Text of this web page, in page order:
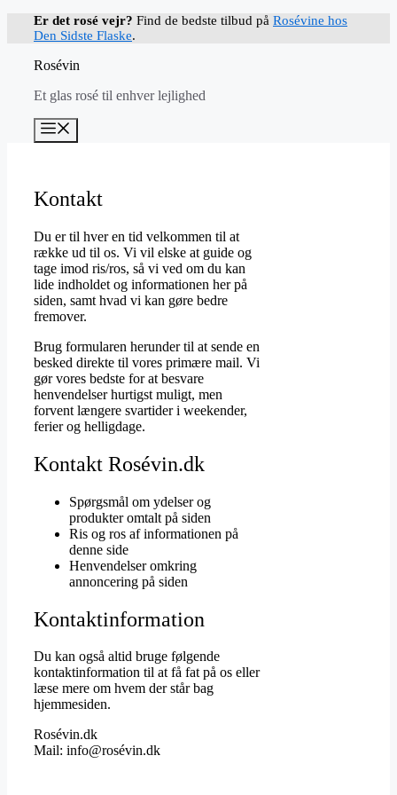
Er det rosé vejr? Find de bedste tilbud på Rosévine hos
Den Sidste Flaske.
Rosévin
Et glas rosé til enhver lejlighed
Kontakt
Du er til hver en tid velkommen til at
række ud til os. Vi vil elske at guide og
tage imod ris/ros, så vi ved om du kan
lide indholdet og informationen her på
siden, samt hvad vi kan gøre bedre
fremover.
Brug formularen herunder til at sende en
besked direkte til vores primære mail. Vi
gør vores bedste for at besvare
henvendelser hurtigst muligt, men
forvent længere svartider i weekender,
ferier og helligdage.
Kontakt Rosévin.dk
Spørgsmål om ydelser og
produkter omtalt på siden
Ris og ros af informationen på
denne side
Henvendelser omkring
annoncering på siden
Kontaktinformation
Du kan også altid bruge følgende
kontaktinformation til at få fat på os eller
læse mere om hvem der står bag
hjemmesiden.
Rosévin.dk
Mail: info@rosévin.dk